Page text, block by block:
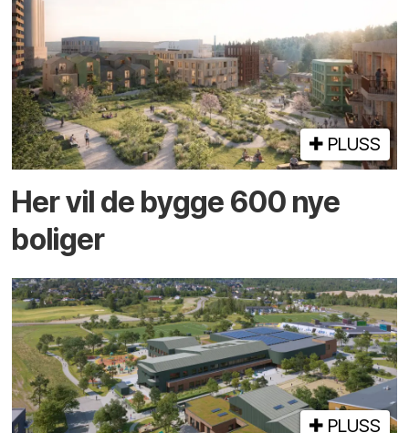
PLUSS
Her vil de bygge 600 nye
boliger
PLUSS